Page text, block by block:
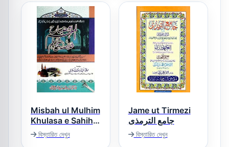
Misbah ul Mulhim
Khulasa e Sahih
Muslim – مصباح
الملہم خلاصہ مسلم
বিস্তারিত দেখুন
Jame ut Tirmezi
جامع الترمذی
বিস্তারিত দেখুন